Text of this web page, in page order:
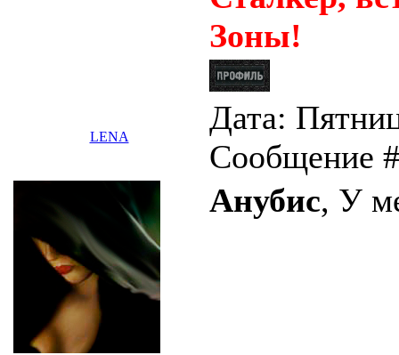
Зоны!
LENA
Дата:
Сообщение
Анубис, У